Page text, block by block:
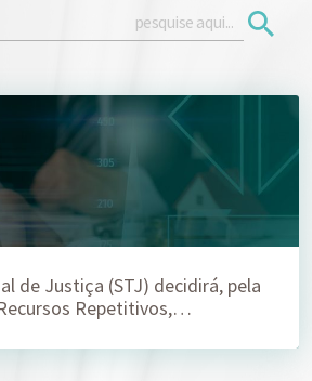
de Justiça (STJ) decidirá, pela
Repetitivos,…